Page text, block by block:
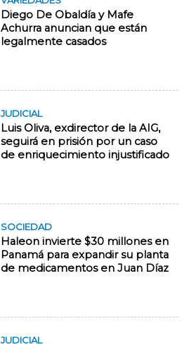
Diego De Obaldía y Mafe
Achurra anuncian que están
legalmente casados
JUDICIAL
Luis Oliva, exdirector de la AIG,
seguirá en prisión por un caso
de enriquecimiento injustificado
SOCIEDAD
Haleon invierte $30 millones en
Panamá para expandir su planta
de medicamentos en Juan Díaz
JUDICIAL